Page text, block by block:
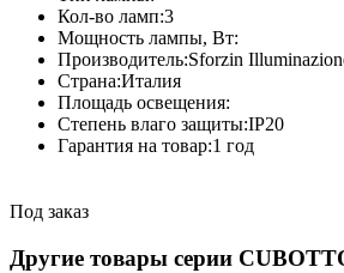
Кол-во ламп:3
Мощность лампы, Вт:
Производитель:Sforzin
Страна:Италия
Площадь освещения:
Степень влаго защиты:IP20
Гарантия на товар:1 год
Под заказ
Другие товары серии